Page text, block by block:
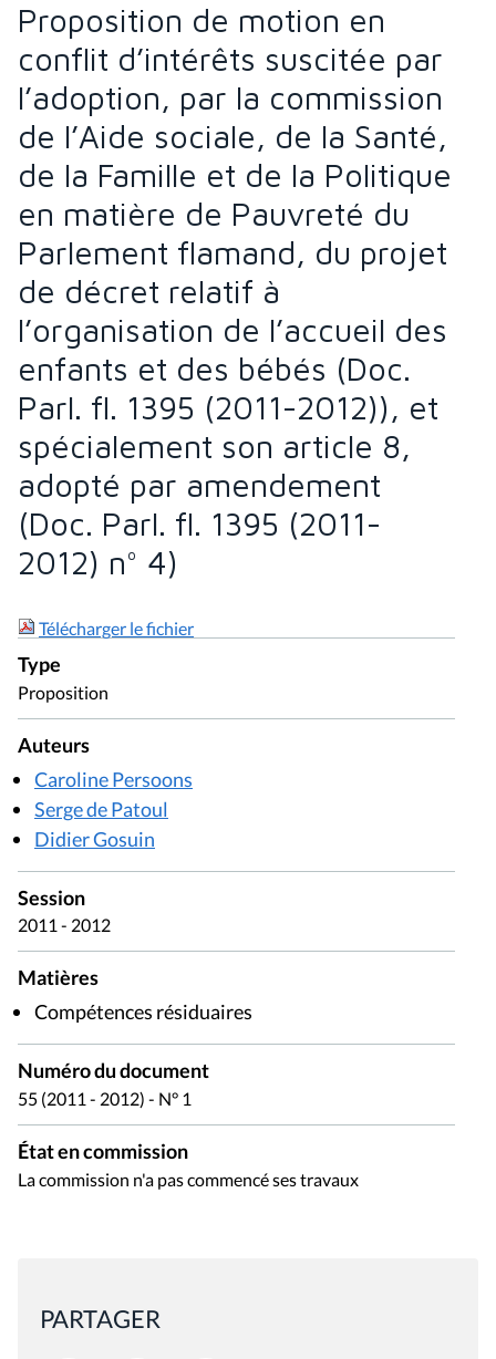
Proposition de motion en
conflit d’intérêts suscitée par
l’adoption, par la commission
de l’Aide sociale, de la Santé,
de la Famille et de la Politique
en matière de Pauvreté du
Parlement flamand, du projet
de décret relatif à
l’organisation de l’accueil des
enfants et des bébés (Doc.
Parl. fl. 1395 (2011-2012)), et
spécialement son article 8,
adopté par amendement
(Doc. Parl. fl. 1395 (2011-
2012) n° 4)
Télécharger le fichier
Type
Proposition
Auteurs
Caroline Persoons
Serge de Patoul
Didier Gosuin
Session
2011 - 2012
Matières
Compétences résiduaires
Numéro du document
55 (2011 - 2012) - N° 1
État en commission
La commission n'a pas commencé ses travaux
PARTAGER